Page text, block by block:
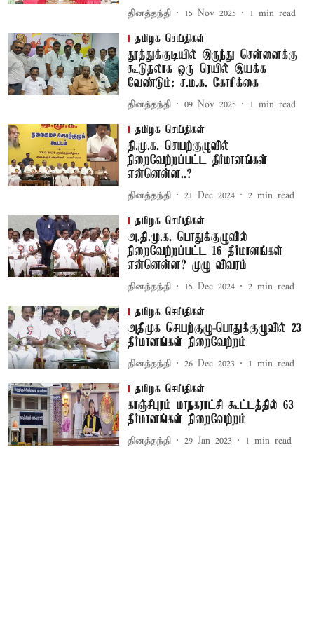
தினத்தந்தி 15 Nov 2025 1 min read
தமிழக செய்திகள்
தூத்துக்குடியில் இருந்து சென்னைக்கு
கூடுதலாக ஒரு ரெயில் இயக்க
வேண்டும்: ச.ம.க. கோரிக்கை
தினத்தந்தி 09 Nov 2025 1 min read
தமிழக செய்திகள்
தி.மு.க. செயற்குழுவில்
நிறைவேற்றப்பட்ட தீர்மானங்கள்
என்னென்ன..?
தினத்தந்தி 21 Dec 2024 2 min read
தமிழக செய்திகள்
அ.தி.மு.க. பொதுக்குழுவில்
நிறைவேற்றப்பட்ட 16 தீர்மானங்கள்
என்னென்ன? முழு விவரம்
தினத்தந்தி 15 Dec 2024 2 min read
தமிழக செய்திகள்
அதிமுக செயற்குழு-பொதுக்குழுவில் 23
தீர்மானங்கள் நிறைவேற்றம்
தினத்தந்தி 26 Dec 2023 1 min read
தமிழக செய்திகள்
காஞ்சீபுரம் மாநகராட்சி கூட்டத்தில் 63
தீர்மானங்கள் நிறைவேற்றம்
தினத்தந்தி 29 Jan 2023 1 min read